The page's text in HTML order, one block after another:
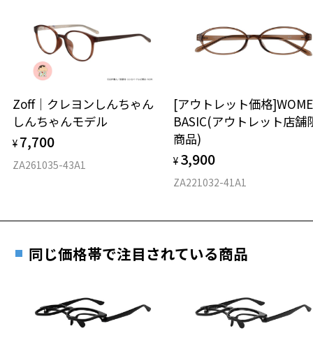
仕上がり寸法
D 仕上がりの横幅：約136mm
8.5g
※着脱式サングラス：デモレンズ、アタッチメント込みの重さ
きます。
※保証期間内に交換が行われた場合、保証期間は初期の期間から
延長されません。
安心2 視力測定無料
視力の変化を早めに発見するために、定期的な視
力測定をおすすめいたします。
安心3 かかり具合調整無料
す。
もっと見る
談ください。
＜メガネの度数情報がわからない方へ＞
オンラインストアでフレームのみ購入して、
実店舗で度付きにできます
ご購入時に「レンズ交換券」をお選びいただくと、実店舗で
度数を測定のうえ、度付きレンズ（標準セットレンズ）へ無
お近くのZoff実店舗にて度数を測定いただけます（無料）。
その際は記入用紙をダウンロードしてお使いください。
ダウンロード
Zoff｜クレヨンしんちゃん
しんちゃんモデル
¥ 7,700
ZA261035-43A1
[アウトレット価格
BASIC(アウトレット店舗
商品)
¥ 3,900
ZA221032-41A1
同じ価格帯で注目されている商品